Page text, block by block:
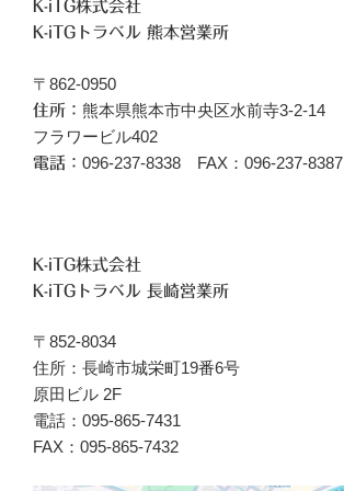
K-iTG株式会社
K-iTGトラベル 熊本営業所
〒862-0950
住所： 熊本県熊本市中央区水前寺3-2-14
フラワービル402
電話： 096‐237-8338 FAX：096-237-8387
K-iTG株式会社
K-iTGトラベル 長崎営業所
〒852-8034
住所：長崎市城栄町19番6号
原田ビル 2F
電話：095-865-7431
FAX：095-865-7432